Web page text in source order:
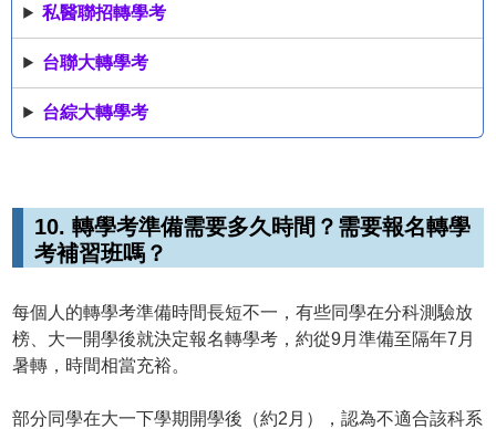
私醫聯招轉學考
台聯大轉學考
台綜大轉學考
10. 轉學考準備需要多久時間？需要報名轉學
考補習班嗎？
每個人的轉學考準備時間長短不一，有些同學在分科測驗放
榜、大一開學後就決定報名轉學考，約從9月準備至隔年7月
暑轉，時間相當充裕。
部分同學在大一下學期開學後（約2月），認為不適合該科系